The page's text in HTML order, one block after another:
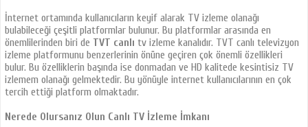
İnternet ortamında kullanıcıların keyif alarak TV izleme olanağı
bulabileceği çeşitli platformlar bulunur. Bu platformlar arasında en
önemlilerinden biri de TVT canlı tv izleme kanalıdır. TVT canlı televizyon
izleme platformunu benzerlerinin önüne geçiren çok önemli özellikleri
bulur. Bu özelliklerin başında ise donmadan ve HD kalitede kesintisiz TV
izlemem olanağı gelmektedir. Bu yönüyle internet kullanıcılarının en çok
tercih ettiği platform olmaktadır.
Nerede Olursanız Olun Canlı TV İzleme İmkanı